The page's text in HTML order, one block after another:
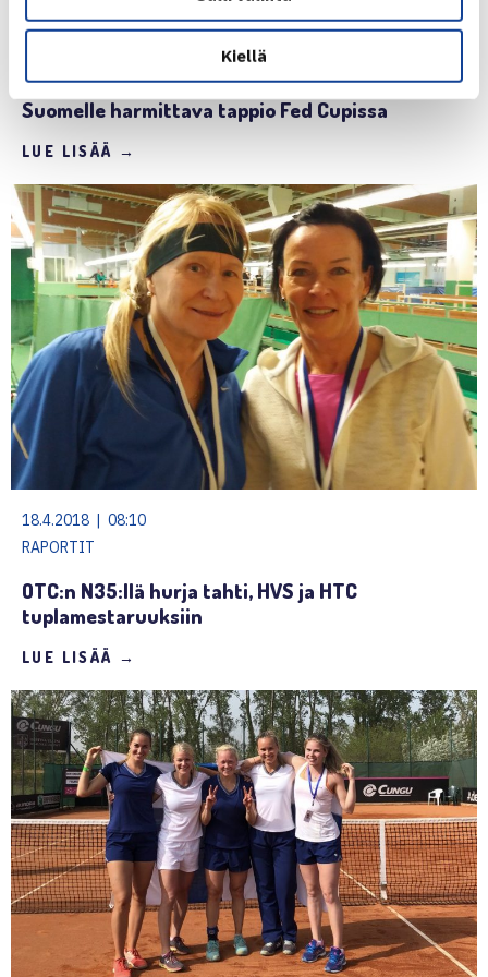
Kiellä
18.4.2018 | 19:46
Suomelle harmittava tappio Fed Cupissa
LUE LISÄÄ →
18.4.2018 | 08:10
RAPORTIT
OTC:n N35:llä hurja tahti, HVS ja HTC
tuplamestaruuksiin
LUE LISÄÄ →